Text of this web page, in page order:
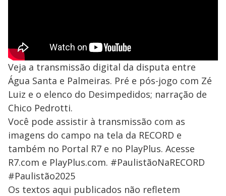
Veja a transmissão digital da disputa entre
Água Santa e Palmeiras. Pré e pós-jogo com Zé
Luiz e o elenco do Desimpedidos; narração de
Chico Pedrotti.
Você pode assistir à transmissão com as
imagens do campo na tela da RECORD e
também no Portal R7 e no PlayPlus. Acesse
R7.com e PlayPlus.com. #PaulistãoNaRECORD
#Paulistão2025
Os textos aqui publicados não refletem